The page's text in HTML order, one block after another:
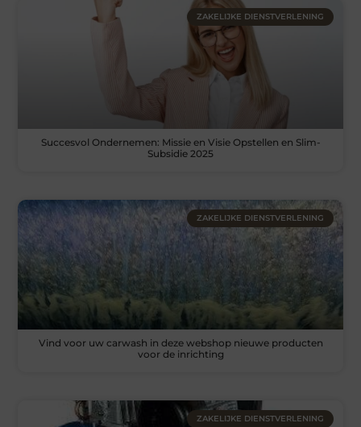
ZAKELIJKE DIENSTVERLENING
Succesvol Ondernemen: Missie en Visie Opstellen en Slim-
Subsidie 2025
ZAKELIJKE DIENSTVERLENING
Vind voor uw carwash in deze webshop nieuwe producten
voor de inrichting
ZAKELIJKE DIENSTVERLENING